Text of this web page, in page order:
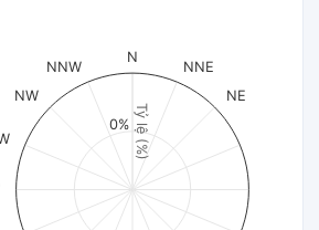
Tỷ lệ (%)
N
NNE
NE
NW
NNW
0%